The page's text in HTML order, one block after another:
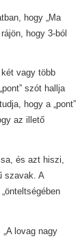
hogy „Ma
hogy 3-ból
két vagy több
szót hallja
hogy a „pont”
az illető
és azt hiszi,
szavak. A
lovag nagy